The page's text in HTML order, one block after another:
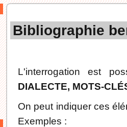
Bibliographie
L'interrogation est
DIALECTE, MOTS-
On peut indiquer ces
Exemples :